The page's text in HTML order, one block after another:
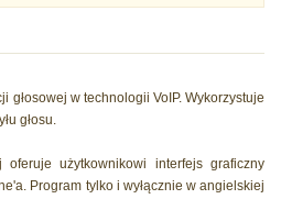
głosowej w technologii VoIP. Wykorzystuje
głosu.
oferuje użytkownikowi interfejs graficzny
Program tylko i wyłącznie w angielskiej